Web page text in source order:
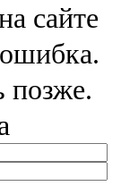
сайте
позже.